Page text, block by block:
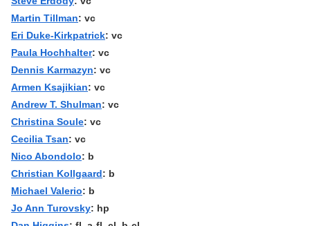
Martin Tillman: vc
Eri Duke-Kirkpatrick: vc
Paula Hochhalter: vc
Dennis Karmazyn: vc
Armen Ksajikian: vc
Andrew T. Shulman: vc
Christina Soule: vc
Cecilia Tsan: vc
Nico Abondolo: b
Christian Kollgaard: b
Michael Valerio: b
Jo Ann Turovsky: hp